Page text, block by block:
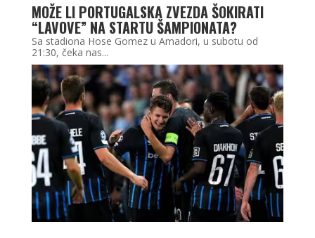
MOŽE LI PORTUGALSKA ZVEZDA ŠOKIRATI
“LAVOVE” NA STARTU ŠAMPIONATA?
Sa stadiona Hose Gomez u Amadori, u subotu od
21:30, čeka nas...